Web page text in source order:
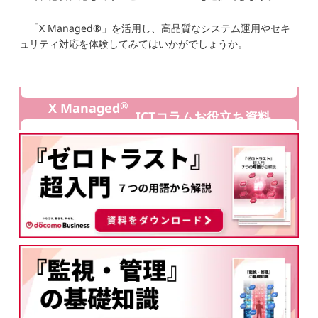
「X Managed®」を活用し、高品質なシステム運用やセキ
ュリティ対応を体験してみてはいかがでしょうか。
X Managed®
ICTコラムお役立ち資料